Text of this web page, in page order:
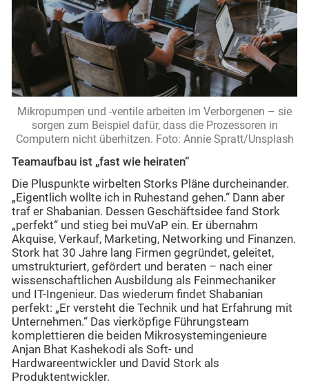
Mikropumpen und -ventile arbeiten im Verborgenen – sie
sorgen zum Beispiel dafür, dass die Prozessoren in
Computern nicht überhitzen. Foto: Annie Spratt/Unsplash
Teamaufbau ist „fast wie heiraten“
Die Pluspunkte wirbelten Storks Pläne durcheinander.
„Eigentlich wollte ich in Ruhestand gehen.“ Dann aber
traf er Shabanian. Dessen Geschäftsidee fand Stork
„perfekt“ und stieg bei muVaP ein. Er übernahm
Akquise, Verkauf, Marketing, Networking und Finanzen.
Stork hat 30 Jahre lang Firmen gegründet, geleitet,
umstrukturiert, gefördert und beraten – nach einer
wissenschaftlichen Ausbildung als Feinmechaniker
und IT-Ingenieur. Das wiederum findet Shabanian
perfekt: „Er versteht die Technik und hat Erfahrung mit
Unternehmen.“ Das vierköpfige Führungsteam
komplettieren die beiden Mikrosystemingenieure
Anjan Bhat Kashekodi als Soft- und
Hardwareentwickler und David Stork als
Produktentwickler.